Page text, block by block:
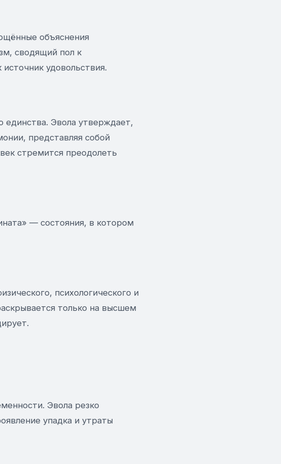
объяснения
сводящий пол к
удовольствия.
единства. Эвола утверждает,
представляя собой
стремится преодолеть
— состояния, в котором
психологического и
только на высшем
Эвола резко
упадка и утраты